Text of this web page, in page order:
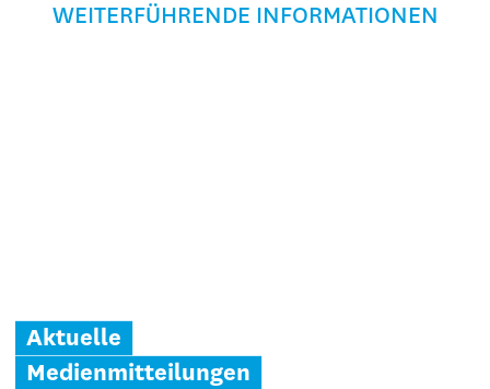
WEITERFÜHRENDE INFORMATIONEN
Aktuelle
Medienmitteilungen